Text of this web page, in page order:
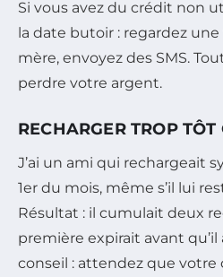
Si vous avez du crédit non
la date butoir : regardez
mère, envoyez des SMS.
perdre votre argent.
RECHARGER TROP
J’ai un ami qui rechargeait
1er du mois, même s’il lui
Résultat : il cumulait deux
première expirait avant qu’il
conseil : attendez que votre